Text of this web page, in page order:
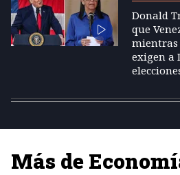
Donald
que
mientras
exigen a
Más de